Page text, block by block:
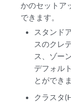
かのセットア
できます。
スタンド
スのクレ
ス、ゾー
デフォル
とができ
クラスタ